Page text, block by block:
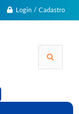
Login / Cadastro